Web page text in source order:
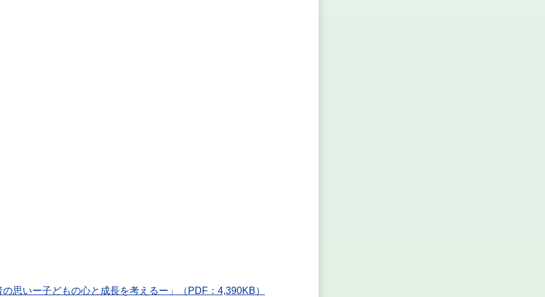
思いー子どもの心と成長を考えるー」（PDF：4,390KB）